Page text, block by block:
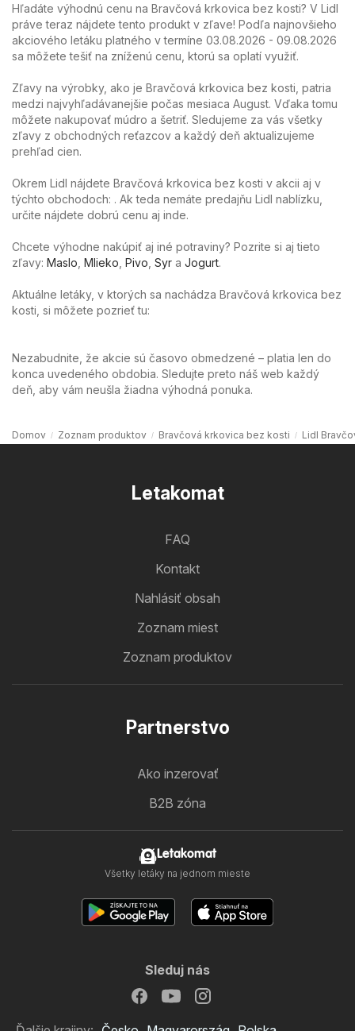
Hľadáte výhodnú cenu na Bravčová krkovica bez kosti? V Lidl
práve teraz nájdete tento produkt v zľave! Podľa najnovšieho
akciového letáku platného v termíne 03.08.2026 - 09.08.2026
sa môžete tešiť na zníženú cenu, ktorú sa oplatí využiť.
Zľavy na výrobky, ako je Bravčová krkovica bez kosti, patria
medzi najvyhľadávanejšie počas mesiaca August. Vďaka tomu
môžete nakupovať múdro a šetriť. Sledujeme za vás všetky
zľavy z obchodných reťazcov a každý deň aktualizujeme
prehľad cien.
Okrem Lidl nájdete Bravčová krkovica bez kosti v akcii aj v
týchto obchodoch: . Ak teda nemáte predajňu Lidl nablízku,
určite nájdete dobrú cenu aj inde.
Chcete výhodne nakúpiť aj iné potraviny? Pozrite si aj tieto
zľavy: Maslo Mlieko Pivo Syr a Jogurt.
Aktuálne letáky, v ktorých sa nachádza Bravčová krkovica bez
kosti, si môžete pozrieť tu:
Nezabudnite, že akcie sú časovo obmedzené – platia len do
konca uvedeného obdobia. Sledujte preto náš web každý
deň, aby vám neušla žiadna výhodná ponuka.
Domov Zoznam produktov Bravčová krkovica bez kosti Lidl
Letakomat
FAQ
Kontakt
Nahlásiť obsah
Zoznam miest
Zoznam produktov
Partnerstvo
Ako inzerovať
B2B zóna
Letakomat
Všetky letáky na jednom mieste
Sleduj nás